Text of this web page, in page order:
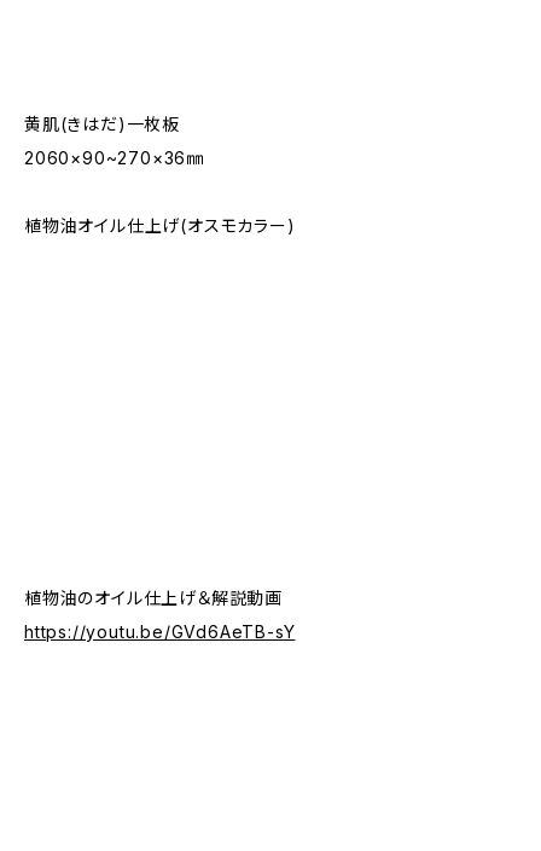
黄肌(きはだ)一枚板
2060×90~270×36㎜
植物油オイル仕上げ(オスモカラー)
植物油のオイル仕上げ＆解説動画
https://youtu.be/GVd6AeTB-sY